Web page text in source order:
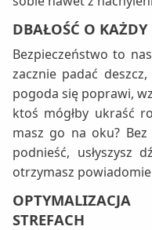
DBAŁOŚĆ O KAŻDY
Bezpieczeństwo to
zacznie padać
pogoda się poprawi,
ktoś mógłby ukraść
masz go na oku?
podnieść, usłyszysz
otrzymasz
STREFACH